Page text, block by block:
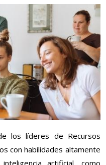
los líderes de Recursos
con habilidades altamente